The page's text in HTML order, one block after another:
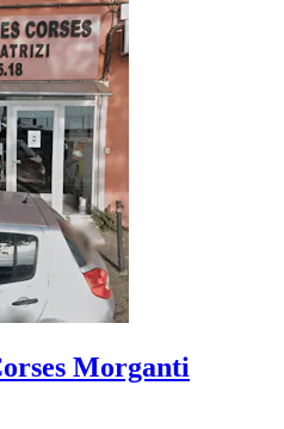
Morganti